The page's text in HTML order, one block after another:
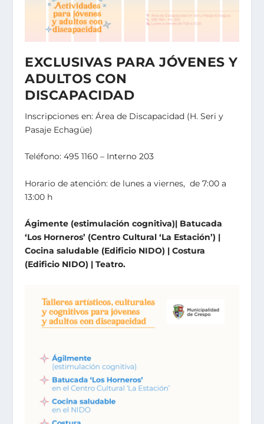
EXCLUSIVAS PARA JÓVENES Y
ADULTOS CON
DISCAPACIDAD
Inscripciones en: Área de Discapacidad (H. Seri y
Pasaje Echagüe)
Teléfono: 495 1160 – Interno 203
Horario de atención: de lunes a viernes, de 7:00 a
13:00 h
Ágimente (estimulación cognitiva)| Batucada
‘Los Horneros’ (Centro Cultural ‘La Estación’) |
Cocina saludable (Edificio NIDO) | Costura
(Edificio NIDO) | Teatro.